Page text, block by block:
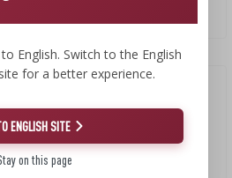
English. Switch to the English
for a better experience.
ENGLISH SITE
on this page